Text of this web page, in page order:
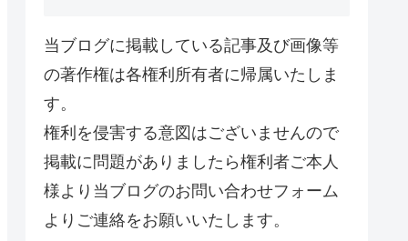
当ブログに掲載している記事及び画像等
の著作権は各権利所有者に帰属いたしま
す。
権利を侵害する意図はございませんので
掲載に問題がありましたら権利者ご本人
様より当ブログのお問い合わせフォーム
よりご連絡をお願いいたします。